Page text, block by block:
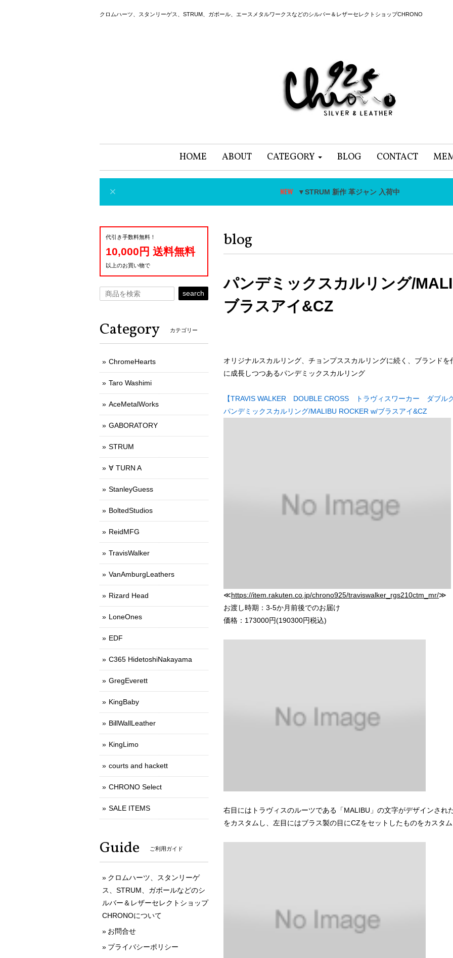
クロムハーツ、スタンリーゲス、STRUM、ガボール、エースメタルワークスなどのシルバー＆レザーセレクトショップCHRONO
HOME ABOUT CATEGORY BLOG CONTACT
▼STRUM 新作 革ジャン 入荷中
blog
パンデミックスカルリング/
ブラスアイ&CZ
オリジナルスカルリング、チョンプススカルリングに続く、ブランドを
に成長しつつあるパンデミックスカルリング
【TRAVIS WALKER DOUBLE CROSS トラヴィスワーカー ダブルク
パンデミックスカルリング/MALIBU ROCKER w/ブラスアイ&CZ
≪https://item.rakuten.co.jp/chrono925/traviswalker_rgs210ctm_mr/≫
お渡し時期：3-5か月前後でのお届け
価格：173000円(190300円税込)
右目にはトラヴィスのルーツである「MALIBU」の文字がデザインされ
をカスタムし、左目にはブラス製の目にCZをセットしたものをカスタム
代引き手数料無料！
10,000円 送料無料
以上のお買い物で
search
Category カテゴリー
ChromeHearts
Taro Washimi
AceMetalWorks
GABORATORY
STRUM
∀ TURN A
StanleyGuess
BoltedStudios
ReidMFG
TravisWalker
VanAmburgLeathers
Rizard Head
LoneOnes
EDF
C365 HidetoshiNakayama
GregEverett
KingBaby
BillWallLeather
KingLimo
courts and hackett
CHRONO Select
SALE ITEMS
Guide ご利用ガイド
クロムハーツ、スタンリーゲ
ス、STRUM、ガボールなどのシ
ルバー＆レザーセレクトショップ
CHRONOについて
お問合せ
プライバシーポリシー